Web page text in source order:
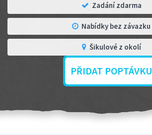
Zadání zdarma
Nabídky bez závazku
Šikulové z okolí
PŘIDAT POPTÁVKU